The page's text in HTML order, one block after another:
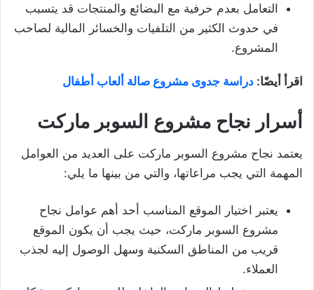
التعامل بعدم حرفية مع البضائع والمنتجات قد يتسبب
في حدوث الكثير من التلفيات والخسائر المالية لصاحب
المشروع.
اقرأ أيضًا: دراسة جدوى مشروع صالة ألعاب أطفال
أسرار نجاح مشروع السوبر ماركت
يعتمد نجاح مشروع السوبر ماركت على العديد من العوامل
المهمة التي يجب مراعاتها، والتي من بينها ما يلي:
يعتبر اختيار الموقع المناسب أحد أهم عوامل نجاح
مشروع السوبر ماركت، حيث يجب أن يكون الموقع
قريب من المناطق السكنية وسهل الوصول إليه لجذب
العملاء.